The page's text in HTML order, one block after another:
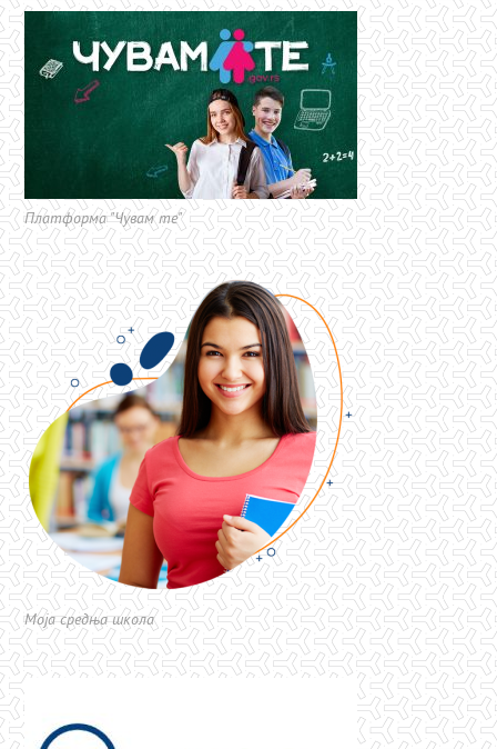
Платформа "Чувам те"
Моја средња школа